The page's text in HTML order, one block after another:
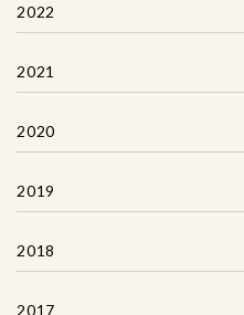
2022
2021
2020
2019
2018
2017